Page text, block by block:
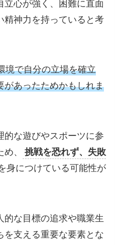
立心が強く、困難に直面
精神力を持っていると考
境で自分の立場を確立
があったためかもしれま
的な遊びやスポーツに参
、
挑戦を恐れず、失敗
身につけている可能性が
的な目標の追求や職業生
を支える重要な要素とな